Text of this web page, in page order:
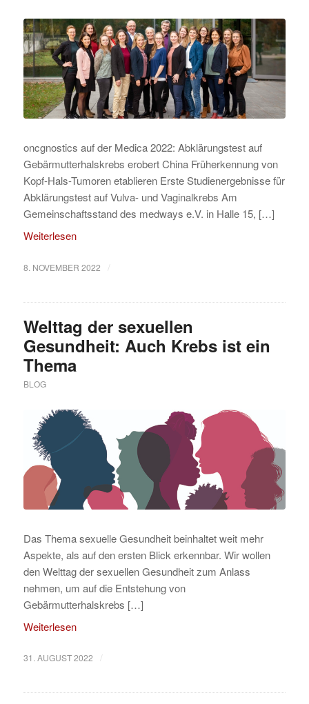
oncgnostics auf der Medica 2022: Abklärungstest auf
Gebärmutterhalskrebs erobert China Früherkennung von
Kopf-Hals-Tumoren etablieren Erste Studienergebnisse für
Abklärungstest auf Vulva- und Vaginalkrebs Am
Gemeinschaftsstand des medways e.V. in Halle 15, […]
Weiterlesen
8. NOVEMBER 2022 /
Welttag der sexuellen
Gesundheit: Auch Krebs ist ein
Thema
BLOG
Das Thema sexuelle Gesundheit beinhaltet weit mehr
Aspekte, als auf den ersten Blick erkennbar. Wir wollen
den Welttag der sexuellen Gesundheit zum Anlass
nehmen, um auf die Entstehung von
Gebärmutterhalskrebs […]
Weiterlesen
31. AUGUST 2022 /